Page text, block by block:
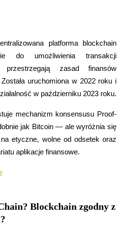
COIN-M
na kryptowaluty
platforma blockchain
do umożliwienia transakcji
przestrzegają zasad finansów
uruchomiona w 2022 roku i
w październiku 2023 roku.
mechanizm konsensusu Proof-
jak Bitcoin — ale wyróżnia się
etyczne, wolne od odsetek oraz
aplikacje finansowe.
Blockchain zgodny z